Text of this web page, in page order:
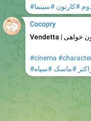
#کارتون #سینما
Cocopry
Vendetta | خواهی
#cinema
#ماسک #سیاه